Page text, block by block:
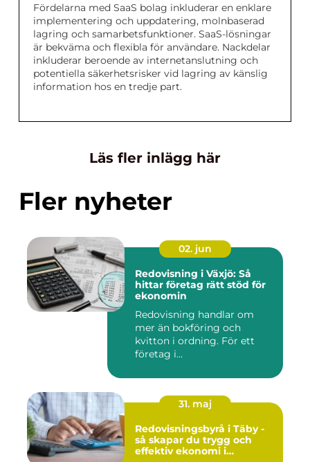
Fördelarna med SaaS bolag inkluderar en enklare
implementering och uppdatering, molnbaserad
lagring och samarbetsfunktioner. SaaS-lösningar
är bekväma och flexibla för användare. Nackdelar
inkluderar beroende av internetanslutning och
potentiella säkerhetsrisker vid lagring av känslig
information hos en tredje part.
Läs fler inlägg här
Fler nyheter
02. jun
Redovisning i Växjö: Så
hittar företag rätt stöd för
ekonomin
Redovisning handlar om
mer än bokföring och
kvitton i ordning. För ett
företag i...
31. maj
Redovisningsbyrå i Täby -
så skapar du trygg och
effektiv ekonomi i